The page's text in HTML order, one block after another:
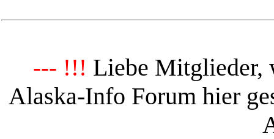
--- !!! Liebe Mitglieder,
Alaska-Info Forum hier